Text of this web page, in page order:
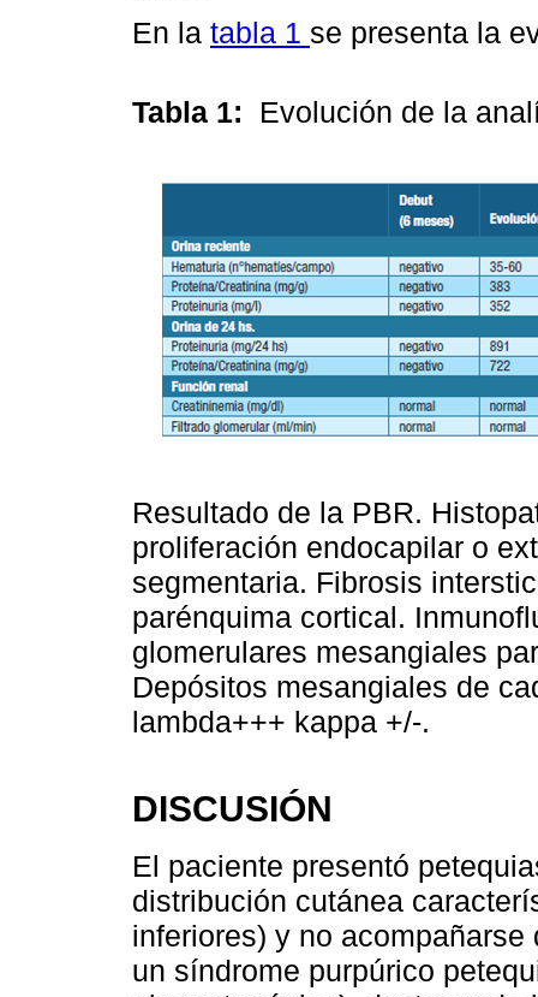
En la tabla 1 se presenta la
Tabla 1: Evolución de la
Resultado de la PBR.
proliferación endocapilar o
segmentaria. Fibrosis
parénquima cortical.
glomerulares mesangiales
Depósitos mesangiales de
lambda+++ kappa +/-.
DISCUSIÓN
El paciente presentó
distribución cutánea
inferiores) y no
un síndrome purpúrico